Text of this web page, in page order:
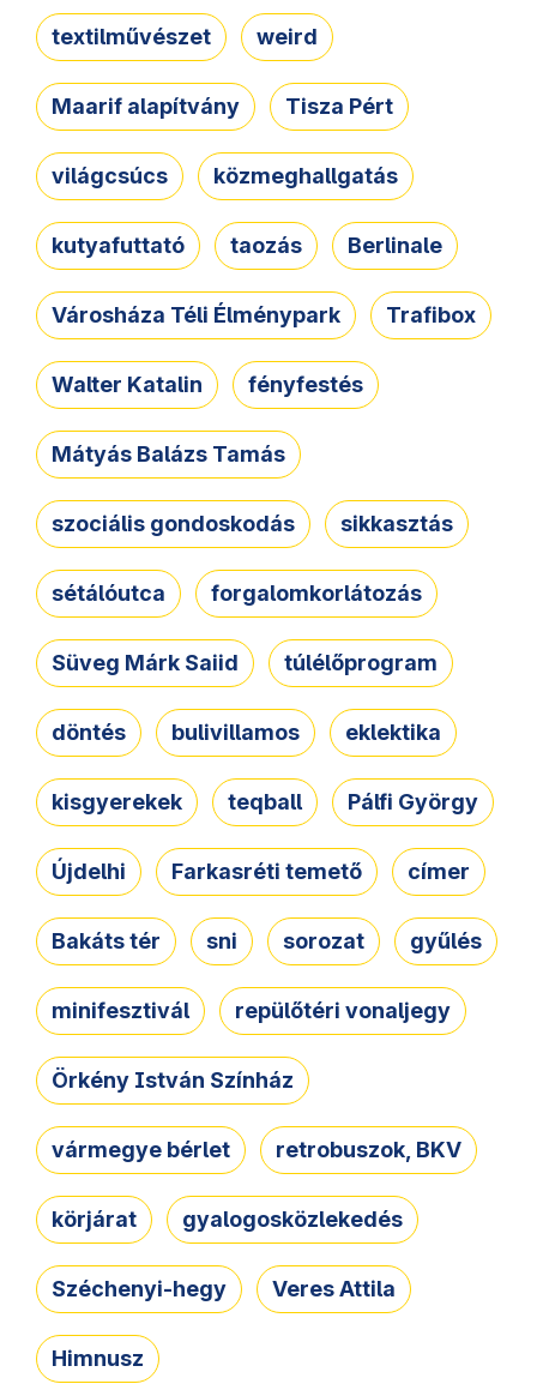
textilművészet weird
Maarif alapítvány Tisza Pért
világcsúcs közmeghallgatás
kutyafuttató taozás Berlinale
Városháza Téli Élménypark Trafibox
Walter Katalin fényfestés
Mátyás Balázs Tamás
szociális gondoskodás sikkasztás
sétálóutca forgalomkorlátozás
Süveg Márk Saiid túlélőprogram
döntés bulivillamos eklektika
kisgyerekek teqball Pálfi György
Újdelhi Farkasréti temető címer
Bakáts tér sni sorozat gyűlés
minifesztivál repülőtéri vonaljegy
Örkény István Színház
vármegye bérlet retrobuszok, BKV
körjárat gyalogosközlekedés
Széchenyi-hegy Veres Attila
Himnusz